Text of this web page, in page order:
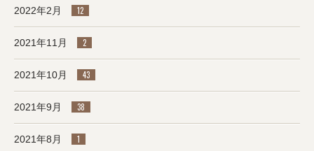
2022年2月 12
2021年11月 2
2021年10月 43
2021年9月 38
2021年8月 1